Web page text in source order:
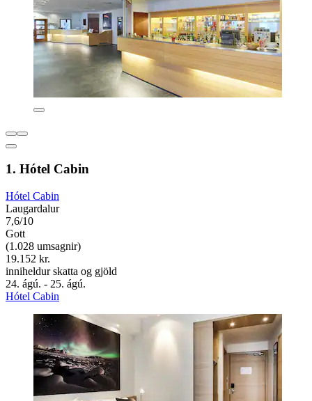
1. Hótel Cabin
Hótel Cabin
Laugardalur
7,6/10
Gott
(1.028 umsagnir)
19.152 kr.
inniheldur skatta og gjöld
24. ágú. - 25. ágú.
Hótel Cabin